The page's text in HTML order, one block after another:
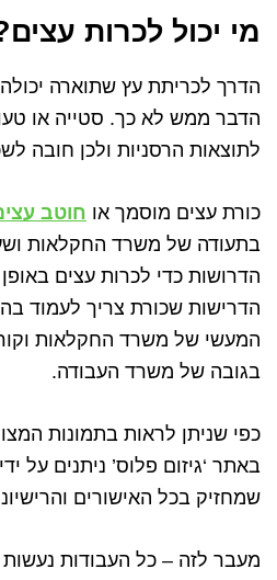
מי יכול לכרות
הדרך לכריתת עץ שתוארה
הדבר ממש לא כך. סטייה או
לתוצאות הרסניות ולכן חובה
כורת עצים מוסמך או חוטב
בתעודה של משרד החקלאות
הדרושות כדי לכרות עצים באופן
הדרישות שכורת צריך לעמוד
המעשי של משרד החקלאות
בגובה של משרד העבודה.
כפי שניתן לראות בתמונות
באתר ‘גיזום פלוס’ ניתנים על
שמחזיק בכל האישורים
מעבר לזה – כל העבודות נעשות